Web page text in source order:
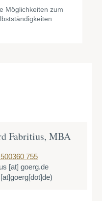
Möglichkeiten zum
Fabritius, MBA
755
[at] goerg.de